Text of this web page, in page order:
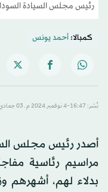
رئيس مجلس السيادة
كمبالا:أحمد يونس
نُشر: 16:47-4 نوفمبر 2024 م ـ 03 جمادي الأول 1446 هـ
أصدر رئيس مجلس
بدلاء لهم، أشهرهم